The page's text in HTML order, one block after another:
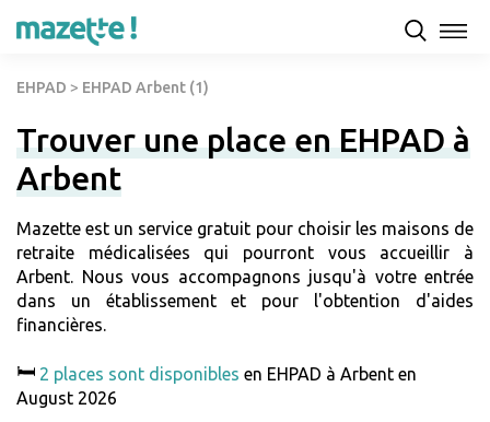
EHPAD > EHPAD Arbent (1)
Trouver une place en EHPAD à
Arbent
Mazette est un service gratuit pour choisir les maisons de
retraite médicalisées qui pourront vous accueillir à
Arbent. Nous vous accompagnons jusqu'à votre entrée
dans un établissement et pour l'obtention d'aides
financières.
🛏️ 2 places sont disponibles en EHPAD à Arbent en
August 2026